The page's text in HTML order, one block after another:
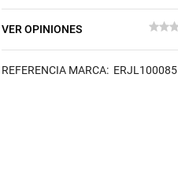
VER OPINIONES
REFERENCIA MARCA: ERJL100085